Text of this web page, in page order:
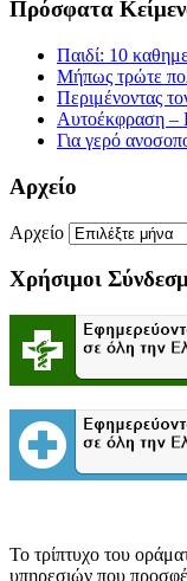
Πρόσφατα
Παιδί: 10
Μήπως τρώτε
Περιμένοντας
Αυτοέκφραση –
Για γερό
Αρχείο
Αρχείο
Χρήσιμοι
Το τρίπτυχο του
υπηρεσιών που